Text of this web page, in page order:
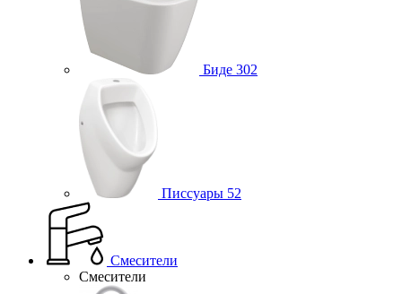
Биде 302
Писсуары 52
Смесители
Смесители